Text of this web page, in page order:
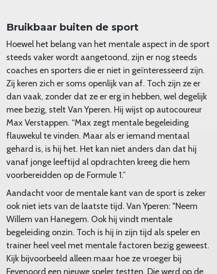
Bruikbaar buiten de sport
Hoewel het belang van het mentale aspect in de sport
steeds vaker wordt aangetoond, zijn er nog steeds
coaches en sporters die er niet in geïnteresseerd zijn.
Zij keren zich er soms openlijk van af. Toch zijn ze er
dan vaak, zonder dat ze er erg in hebben, wel degelijk
mee bezig, stelt Van Yperen. Hij wijst op autocoureur
Max Verstappen. “Max zegt mentale begeleiding
flauwekul te vinden. Maar als er iemand mentaal
gehard is, is hij het. Het kan niet anders dan dat hij
vanaf jonge leeftijd al opdrachten kreeg die hem
voorbereidden op de Formule 1.”
Aandacht voor de mentale kant van de sport is zeker
ook niet iets van de laatste tijd. Van Yperen: "Neem
Willem van Hanegem. Ook hij vindt mentale
begeleiding onzin. Toch is hij in zijn tijd als speler en
trainer heel veel met mentale factoren bezig geweest.
Kijk bijvoorbeeld alleen maar hoe ze vroeger bij
Feyenoord een nieuwe speler testten. Die werd op de